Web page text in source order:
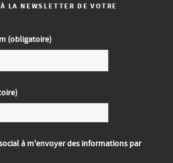
LA NEWSLETTER DE VOTRE
(obligatoire)
à m'envoyer des informations par